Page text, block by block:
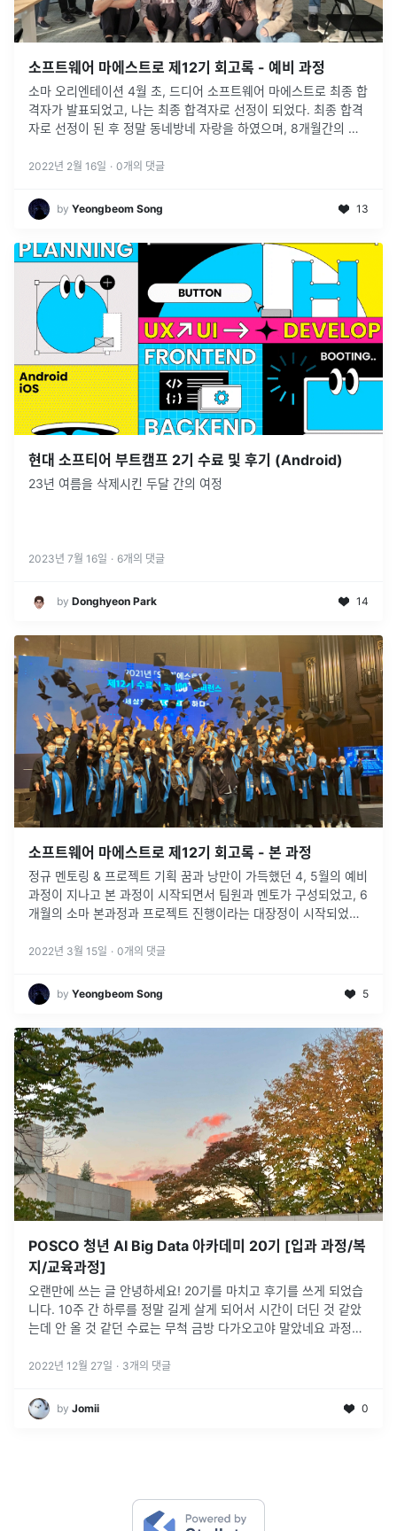
소프트웨어 마에스트로 제12기 회고록 - 예비 과정
소마 오리엔테이션 4월 초, 드디어 소프트웨어 마에스트로 최종 합
격자가 발표되었고, 나는 최종 합격자로 선정이 되었다. 최종 합격
자로 선정이 된 후 정말 동네방네 자랑을 하였으며, 8개월간의 험
공식 일 ...
2022년 2월 16일 · 0개의 댓글
by Yeongbeom Song 13
현대 소프티어 부트캠프 2기 수료 및 후기 (Android)
23년 여름을 삭제시킨 두달 간의 여정
2023년 7월 16일 · 6개의 댓글
by Donghyeon Park 14
소프트웨어 마에스트로 제12기 회고록 - 본 과정
정규 멘토링 & 프로젝트 기획 꿈과 낭만이 가득했던 4, 5월의 예비
과정이 지나고 본 과정이 시작되면서 팀원과 멘토가 구성되었고, 6
개월의 소마 본과정과 프로젝트 진행이라는 대장정이 시작되었다.
고
2022년 3월 15일 · 0개의 댓글
by Yeongbeom Song 5
POSCO 청년 AI Big Data 아카데미 20기 [입과 과정/복
지/교육과정]
오랜만에 쓰는 글 안녕하세요! 20기를 마치고 후기를 쓰게 되었습
니다. 10주 간 하루를 정말 길게 살게 되어서 시간이 더딘 것 같았
는데 안 올 것 같던 수료는 무척 금방 다가오고야 말았네요 과정에
다...
2022년 12월 27일 · 3개의 댓글
by Jomii 0